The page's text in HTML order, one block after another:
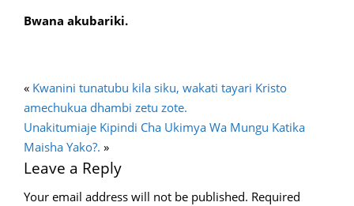
Bwana akubariki.
« Kwanini tunatubu kila siku, wakati tayari Kristo
amechukua dhambi zetu zote.
Unakitumiaje Kipindi Cha Ukimya Wa Mungu Katika
Maisha Yako?. »
Leave a Reply
Your email address will not be published. Required